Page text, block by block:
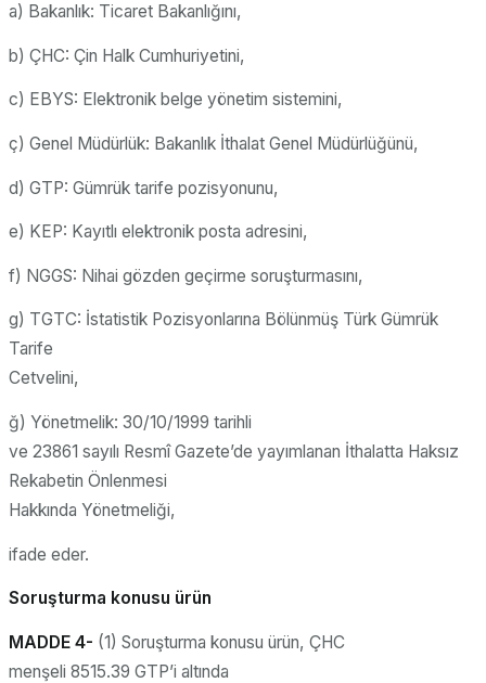
a) Bakanlık: Ticaret Bakanlığını,
b) ÇHC: Çin Halk Cumhuriyetini,
c) EBYS: Elektronik belge yönetim sistemini,
ç) Genel Müdürlük: Bakanlık İthalat Genel Müdürlüğünü,
d) GTP: Gümrük tarife pozisyonunu,
e) KEP: Kayıtlı elektronik posta adresini,
f) NGGS: Nihai gözden geçirme soruşturmasını,
g) TGTC: İstatistik Pozisyonlarına Bölünmüş Türk Gümrük
Tarife
Cetvelini,
ğ) Yönetmelik: 30/10/1999 tarihli
ve 23861 sayılı Resmî Gazete’de yayımlanan İthalatta Haksız
Rekabetin Önlenmesi
Hakkında Yönetmeliği,
ifade eder.
Soruşturma konusu ürün
MADDE 4- (1) Soruşturma konusu ürün, ÇHC
menşeli 8515.39 GTP’i altında